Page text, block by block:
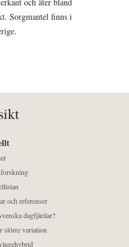
Sorgmantel finns i
och referenser
dagfjärilar?
större variation